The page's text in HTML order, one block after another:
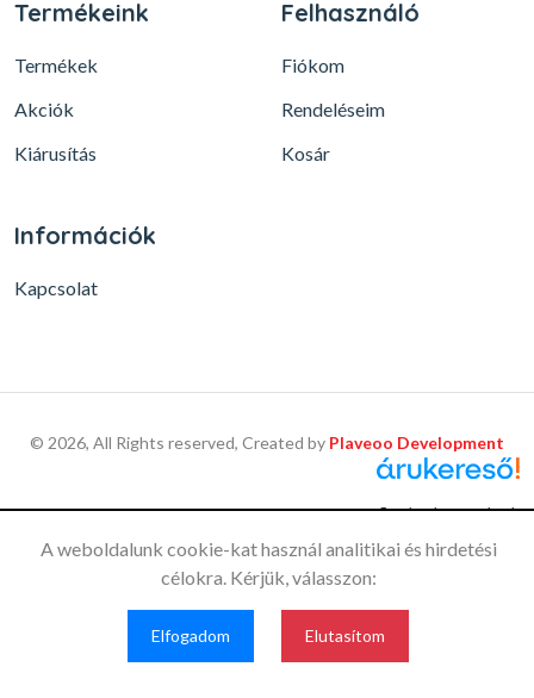
Ez a weboldal a felhasználói
élmény optimalizálása és a
érdekében sütiket használ.
Termékeink
Termékek
Akciók
Kiárusítás
Felhasználó
Fiókom
Rendeléseim
Kosár
Információk
Kapcsolat
© 2026, All Rights reserved, Created by Plaveoo Development
Szaniterek, csaptelepek
az Árukeresőn
A weboldalunk cookie-kat használ analitikai és hirdetési
célokra. Kérjük, válasszon:
Elfogadom Elutasítom